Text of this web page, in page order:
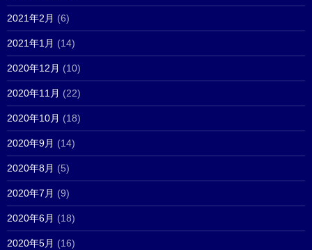
2021年2月 (6)
2021年1月 (14)
2020年12月 (10)
2020年11月 (22)
2020年10月 (18)
2020年9月 (14)
2020年8月 (5)
2020年7月 (9)
2020年6月 (18)
2020年5月 (16)